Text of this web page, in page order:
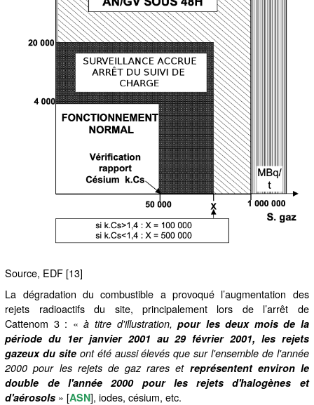
Source, EDF [13]
La dégradation du combustible a provoqué l’augmentation des
rejets radioactifs du site, principalement lors de l’arrêt de
Cattenom 3 : «à titre d'illustration,pour les deux mois de la
période du 1er janvier 2001 au 29 février 2001, les rejets
gazeux du site ont été aussi élevés que sur l'ensemble de l'année
2000 pour les rejets de gaz rares et représentent environ le
double de l'année 2000 pour les rejets d'halogènes et
d'aérosols » [ASN], iodes, césium, etc.